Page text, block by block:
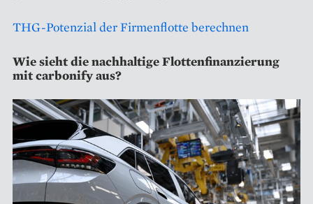
THG-Potenzial der Firmenflotte berechnen
Wie sieht die nachhaltige Flottenfinanzierung
mit carbonify aus?